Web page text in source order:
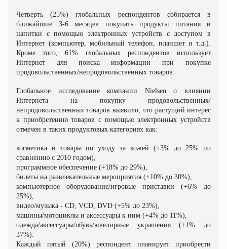
Четверть (25%) глобальных респондентов собирается в
ближайшие 3-6 месяцев покупать продукты питания и
напитки с помощью электронных устройств с доступом в
Интернет (компьютер, мобильный телефон, планшет и т.д.).
Кроме того, 61% глобальных респондентов использует
Интернет для поиска информации при покупке
продовольственных/непродовольственных товаров.
Глобальное исследование компании Nielsen о влиянии
Интернета на покупку продовольственных/
непродовольственных товаров выявило, что растущий интерес
к приобретению товаров с помощью электронных устройств
отмечен в таких продуктовых категориях как:
косметика и товары по уходу за кожей (+3% до 25% по
сравнению с 2010 годом),
программное обеспечение (+18% до 29%),
билеты на развлекательные мероприятия (+10% до 30%),
компьютерное оборудование/игровые приставки (+6% до
25%),
видео/музыка - CD, VCD, DVD (+5% до 23%),
машины/мотоциклы и аксессуары к ним (+4% до 11%),
одежда/аксессуары/обувь/ювелирные украшения (+1% до
37%).
Каждый пятый (20%) респондент планирует приобрести